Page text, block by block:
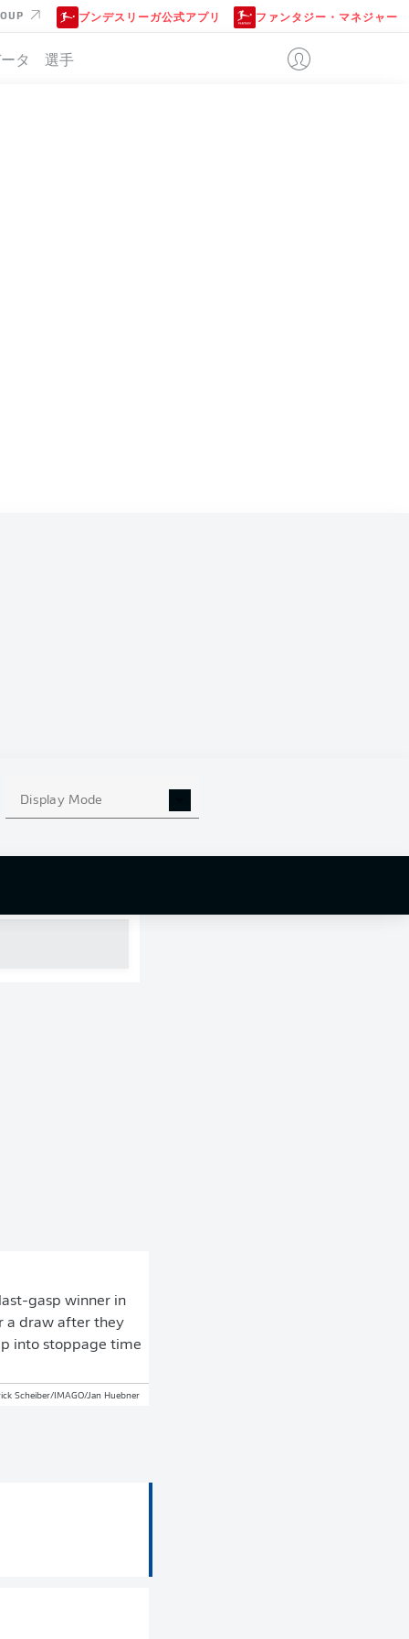
ブンデスリーガ公式アプリ ファンタジー・マネジャー
タ 選手
Display Mode
gasp winner in
a draw after they
into stoppage time
Scheiber/IMAGO/Jan Huebner